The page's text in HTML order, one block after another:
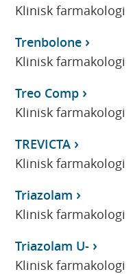
Klinisk farmakologi
Trenbolone
Klinisk farmakologi
Treo Comp
Klinisk farmakologi
TREVICTA
Klinisk farmakologi
Triazolam
Klinisk farmakologi
Triazolam U-
Klinisk farmakologi